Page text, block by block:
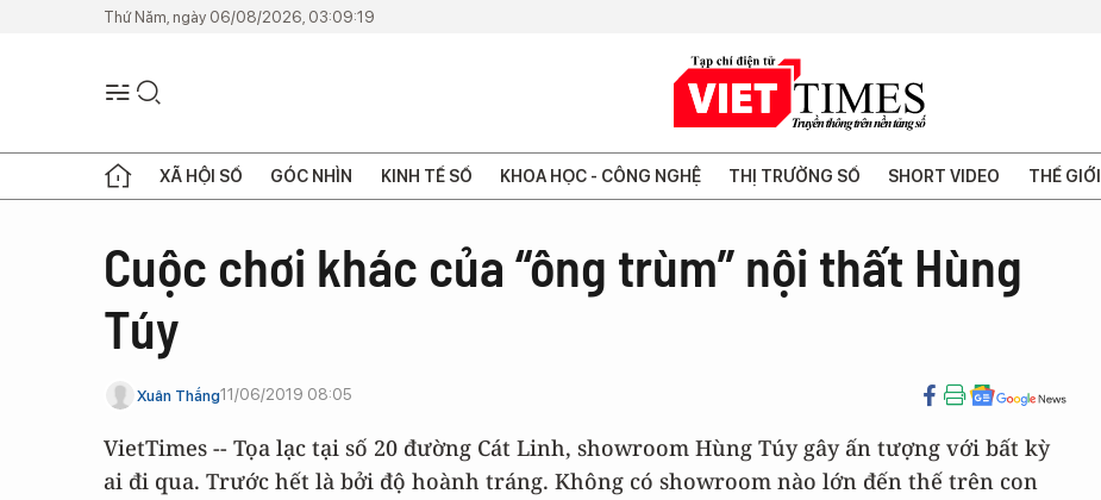
Thứ Năm, ngày 06/08/2026, 03:09:19
XÃ HỘI SỐ GÓC NHÌN KINH TẾ SỐ KHOA HỌC - CÔNG NGHỆ THỊ TRƯỜNG SỐ SHORT VIDEO THẾ GIỚI
Cuộc chơi khác của “ông trùm” nội thất Hùng
Túy
Xuân Thắng11/06/2019 08:05
VietTimes -- Tọa lạc tại số 20 đường Cát Linh, showroom Hùng Túy gây ấn tượng với bất kỳ
ai đi qua. Trước hết là bởi độ hoành tráng. Không có showroom nào lớn đến thế trên con